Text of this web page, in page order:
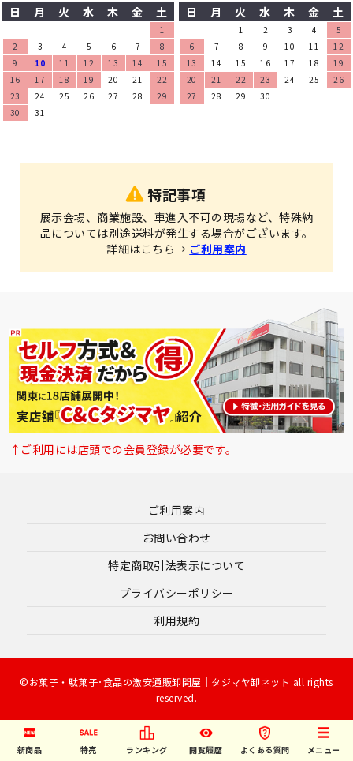
日
月 火 水 木 金 土
1
2
3 4 5 6 7
8
9
10 11 12 13 14
15
16
17 18 19 20 21
22
23
24 25 26 27 28
29
30
31
日
月 火 水 木 金 土
1 2 3 4
5
6
7 8 9 10 11
12
13
14 15 16 17 18
19
20
21 22 23 24 25
26
27
28 29 30
特記事項
展示会場、商業施設、車進入不可の現場など、特殊納
品については別途送料が発生する場合がございます。
詳細はこちら→ ご利用案内
新商品 特売 ランキング 閲覧履歴 よくある質問 メニュー
↑ご利用には店頭での会員登録が必要です。
ご利用案内
お問い合わせ
特定商取引法表示について
プライバシーポリシー
利用規約
©お菓子・駄菓子･食品の激安通販卸問屋｜タジマヤ卸ネット all rights
reserved.